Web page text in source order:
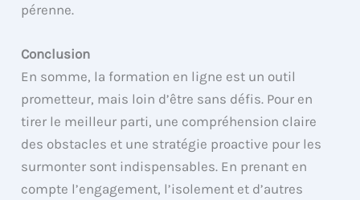
pérenne.
Conclusion
En somme, la formation en ligne est un outil
prometteur, mais loin d’être sans défis. Pour en
tirer le meilleur parti, une compréhension claire
des obstacles et une stratégie proactive pour les
surmonter sont indispensables. En prenant en
compte l’engagement, l’isolement et d’autres